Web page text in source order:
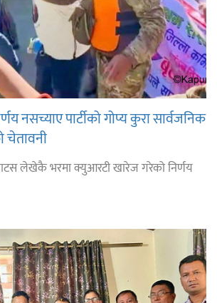
नसच्याए पार्टीको गोप्य कुरा सार्वजनिक
चेतावनी
लेखेकै भरमा क्युआरटी खारेज गरेको निर्णय